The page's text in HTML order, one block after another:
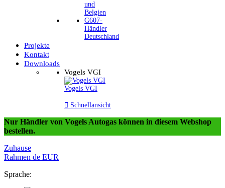
und
Belgien
G607-
Händler
Deutschland
Projekte
Kontakt
Downloads
Vogels VGI
Vogels VGI
 Schnellansicht
Nur Händler von Vogels Autogas können in diesem Webshop
bestellen.
Zuhause
Rahmen de EUR
Sprache: